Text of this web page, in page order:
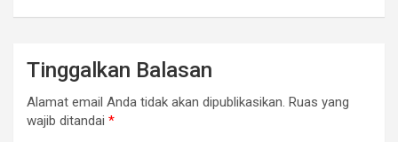
Tinggalkan Balasan
Alamat email Anda tidak akan dipublikasikan. Ruas yang
wajib ditandai *